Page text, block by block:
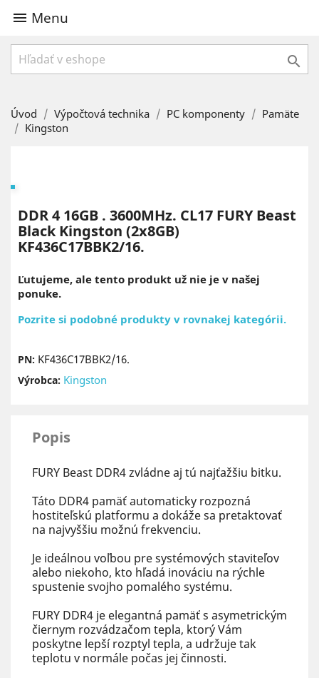
 Menu

Úvod Výpočtová technika PC komponenty
Pamäte
Kingston
DDR 4 16GB . 3600MHz. CL17 FURY Beast
Black Kingston (2x8GB)
KF436C17BBK2/16.
Ľutujeme, ale tento produkt už nie je v našej
ponuke.
Pozrite si podobné produkty v rovnakej kategórii.
PN: KF436C17BBK2/16.
Výrobca: Kingston
Popis
FURY Beast DDR4 zvládne aj tú najťažšiu bitku.
Táto DDR4 pamäť automaticky rozpozná
hostiteľskú platformu a dokáže sa pretaktovať
na najvyššiu možnú frekvenciu.
Je ideálnou voľbou pre systémových staviteľov
alebo niekoho, kto hľadá inováciu na rýchle
spustenie svojho pomalého systému.
FURY DDR4 je elegantná pamäť s asymetrickým
čiernym rozvádzačom tepla, ktorý Vám
poskytne lepší rozptyl tepla, a udržuje tak
teplotu v normále počas jej činnosti.